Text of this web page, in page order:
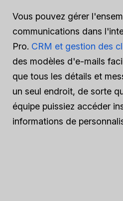
Vous pouvez gérer
communications dans
Pro. CRM et gestion des
des modèles d'e-mails
que tous les détails et
un seul endroit, de sorte
équipe puissiez accéder
informations de